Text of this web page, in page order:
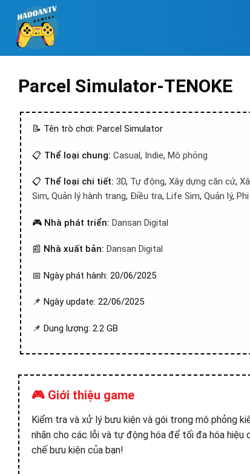
Parcel Simulator-TENOKE
📝 Tên trò chơi: Parcel Simulator
📋 Thể loại chung: Casual, Indie, Mô phỏng
📋 Thể loại chi tiết: 3D, Tự động, Xây dựng căn cứ,
Sim, Quản lý hành trang, Điều tra, Life Sim, Quản lý,
🎮 Nhà phát triển: Dansan Digital
📰 Nhà xuất bản: Dansan Digital
📅 Ngày phát hành: 20/06/2025
📌 Ngày update: 22/06/2025
📌 Dung lượng: 2.2 GB
🎮 Giới thiệu game
Kiểm tra và xử lý bưu kiện và gói trong mô phỏng
nhãn cho các lỗi và tự động hóa để tối đa hóa hiệu
chế bưu kiện của bạn!